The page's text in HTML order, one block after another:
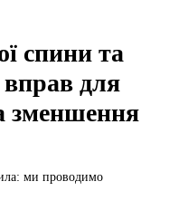
спини та
для
зменшення
ми проводимо